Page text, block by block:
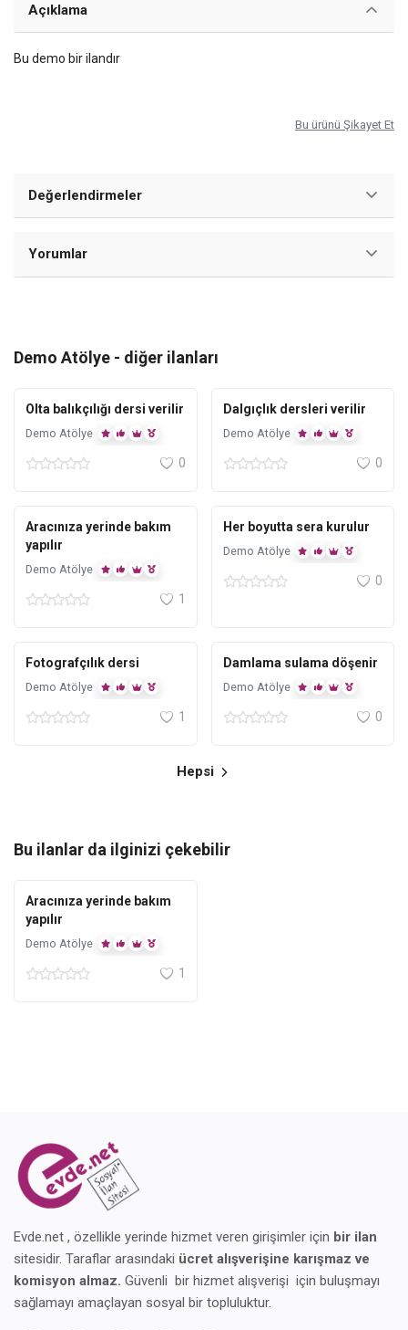
Açıklama
Bu demo bir ilandır
Bu ürünü Şikayet Et
Değerlendirmeler
Yorumlar
Demo Atölye - diğer ilanları
Olta balıkçılığı dersi verilir
Demo Atölye
0
Dalgıçlık dersleri verilir
Demo Atölye
0
Aracınıza yerinde bakım
yapılır
Demo Atölye
1
Her boyutta sera kurulur
Demo Atölye
0
Fotografçılık dersi
Demo Atölye
1
Damlama sulama döşenir
Demo Atölye
0
Hepsi
Bu ilanlar da ilginizi çekebilir
Aracınıza yerinde bakım
yapılır
Demo Atölye
1
Evde.net , özellikle yerinde hizmet veren girişimler için bir ilan
sitesidir. Taraflar arasındaki ücret alışverişine karışmaz ve
komisyon almaz. Güvenli bir hizmet alışverişi için buluşmayı
sağlamayı amaçlayan sosyal bir topluluktur.